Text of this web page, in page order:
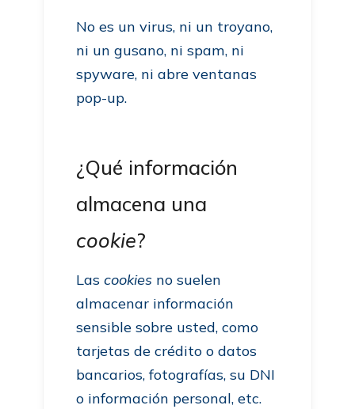
No es un virus, ni un troyano,
ni un gusano, ni spam, ni
spyware, ni abre ventanas
pop-up.
¿Qué información
almacena una
cookie?
Lascookies no suelen
almacenar información
sensible sobre usted, como
tarjetas de crédito o datos
bancarios, fotografías, su DNI
o información personal, etc.